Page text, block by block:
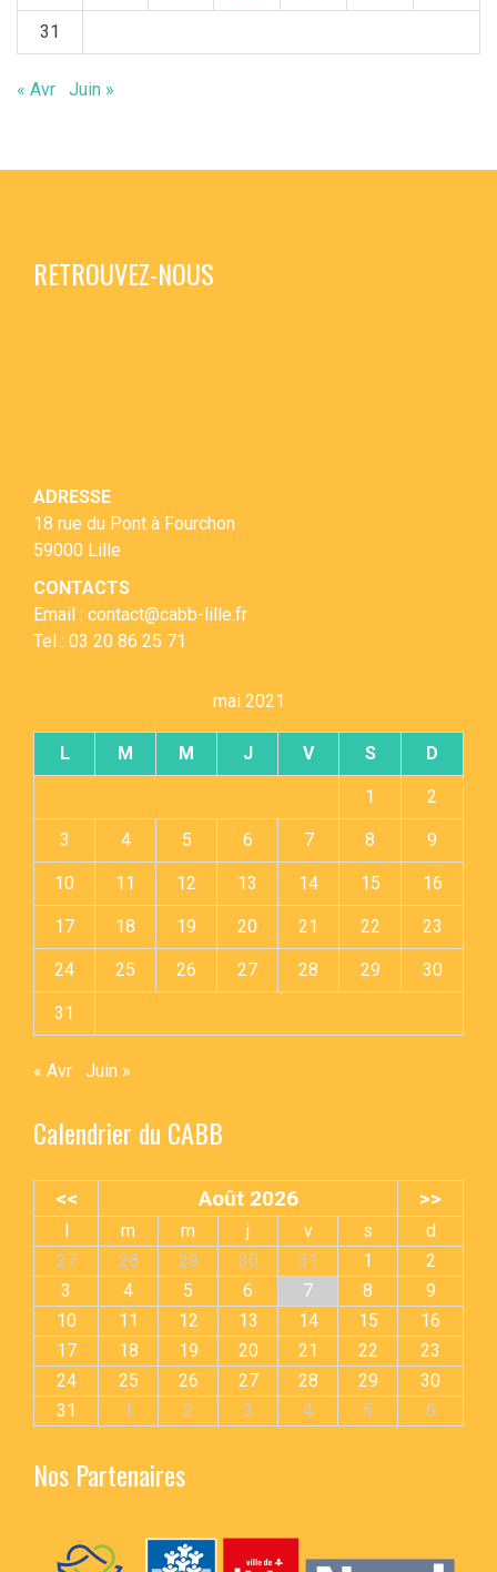
31
« Avr Juin »
RETROUVEZ-NOUS
ADRESSE
18 rue du Pont à Fourchon
59000 Lille
CONTACTS
Email : contact@cabb-lille.fr
Tel : 03 20 86 25 71
mai 2021
L M M J V S D
1 2
3 4 5 6 7 8 9
10 11 12 13 14 15 16
17 18 19 20 21 22 23
24 25 26 27 28 29 30
31
« Avr Juin »
Calendrier du CABB
<< Août 2026 >>
l m m j v s
d
27
28 29 30 31 1
2
3
4 5 6 7 8
9
10
11 12 13 14 15
16
17
18 19 20 21 22
23
24
25 26 27 28 29
30
31
1 2 3 4 5 6
Nos Partenaires